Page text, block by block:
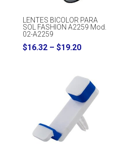
LENTES BICOLOR PARA
SOL FASHION A2259 Mod.
02-A2259
$16.32 – $19.20Price
through
$19.20